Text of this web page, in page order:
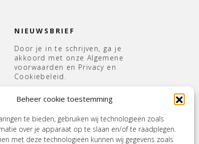
Beheer cookie toestemming
te bieden, gebruiken wij technologieën zoals
over je apparaat op te slaan en/of te raadplegen.
met deze technologieën kunnen wij gegevens zoals
NIEUWSBRIEF
Door je in te schrijven, ga je
akkoord met onze Algemene
voorwaarden en Privacy en
Cookiebeleid.
mailadres *